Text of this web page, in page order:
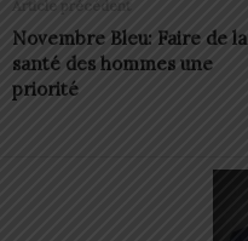
Article précédent
Novembre Bleu: Faire de la
santé des hommes une
priorité